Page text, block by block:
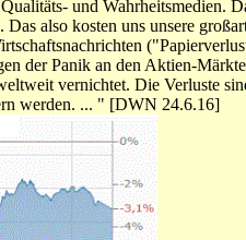
und Wahrheitsmedien.
also kosten uns unsere
der Panik an den Aktien-
vernichtet. Die Verluste
werden. ... " [DWN 24.6.16]